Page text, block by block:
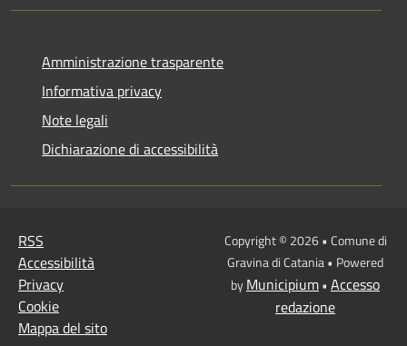
Amministrazione trasparente
Informativa privacy
Note legali
Dichiarazione di accessibilità
RSS
Accessibilità
Privacy
Cookie
Mappa del sito
Copyright © 2026 • Comune di
Gravina di Catania • Powered
byMunicipium• Accesso
redazione